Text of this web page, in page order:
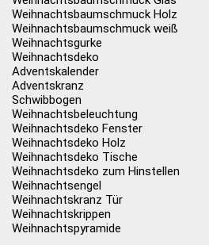
Weihnachtsbaumschmuck Holz
Weihnachtsbaumschmuck weiß
Weihnachtsgurke
Weihnachtsdeko
Adventskalender
Adventskranz
Schwibbogen
Weihnachtsbeleuchtung
Weihnachtsdeko Fenster
Weihnachtsdeko Holz
Weihnachtsdeko Tische
Weihnachtsdeko zum Hinstellen
Weihnachtsengel
Weihnachtskranz Tür
Weihnachtskrippen
Weihnachtspyramide